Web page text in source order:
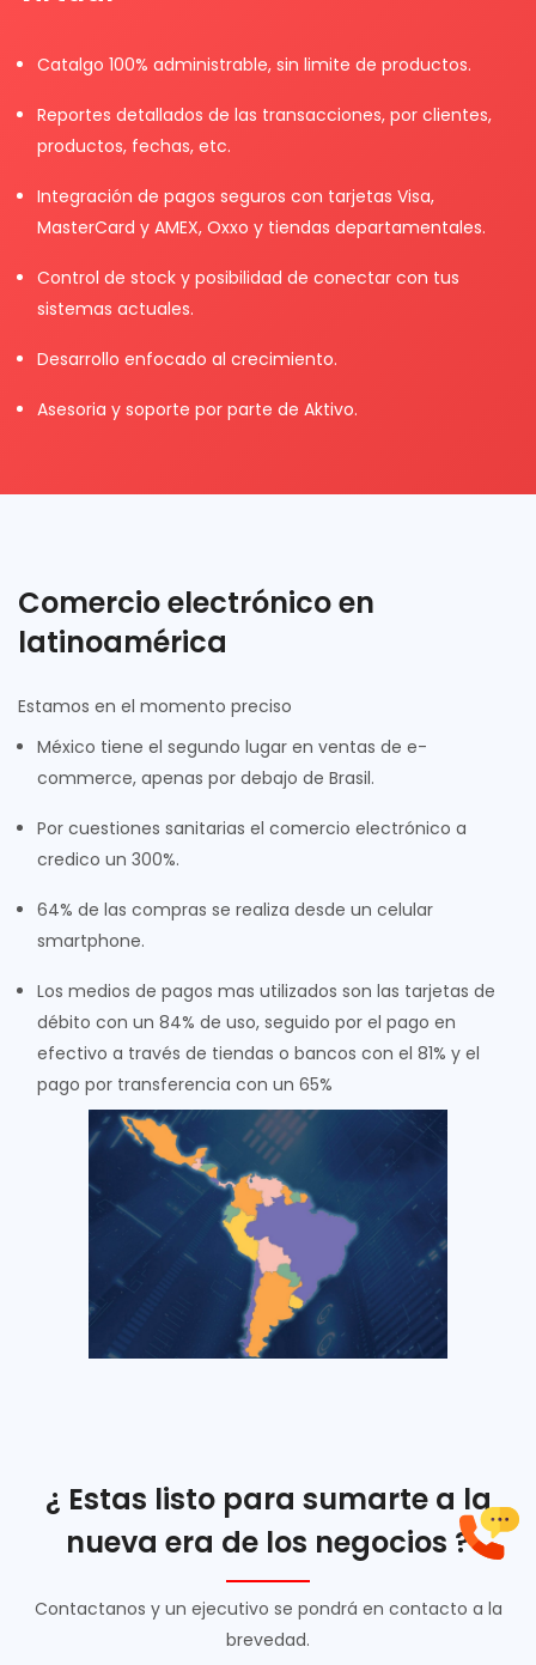
Catalgo 100% administrable, sin limite de productos.
Reportes detallados de las transacciones, por clientes,
productos, fechas, etc.
Integración de pagos seguros con tarjetas Visa,
MasterCard y AMEX, Oxxo y tiendas departamentales.
Control de stock y posibilidad de conectar con tus
sistemas actuales.
Desarrollo enfocado al crecimiento.
Asesoria y soporte por parte de Aktivo.
Comercio electrónico en
latinoamérica
Estamos en el momento preciso
México tiene el segundo lugar en ventas de e-
commerce, apenas por debajo de Brasil.
Por cuestiones sanitarias el comercio electrónico a
credico un 300%.
64% de las compras se realiza desde un celular
smartphone.
Los medios de pagos mas utilizados son las tarjetas de
débito con un 84% de uso, seguido por el pago en
efectivo a través de tiendas o bancos con el 81% y el
pago por transferencia con un 65%
¿ Estas listo para sumarte a la
nueva era de los negocios ?
Contactanos y un ejecutivo se pondrá en contacto a la
brevedad.